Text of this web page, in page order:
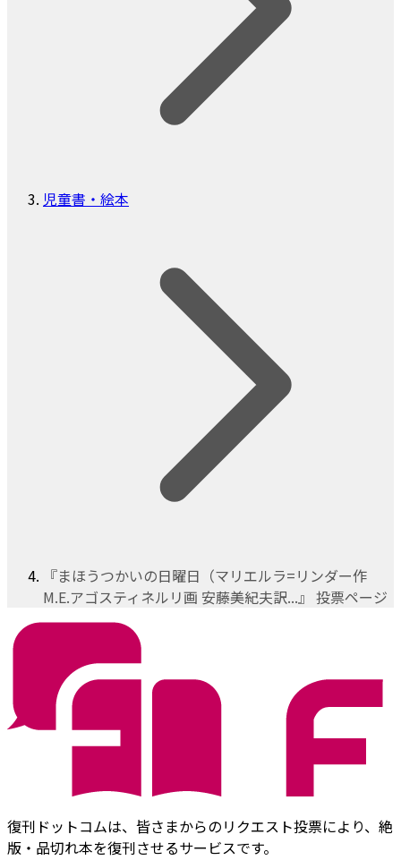
児童書・絵本
『まほうつかいの日曜日（マリエルラ=リンダー作
M.E.アゴスティネルリ画 安藤美紀夫訳...』 投票ページ
復刊ドットコムは、皆さまからのリクエスト投票により、絶
版・品切れ本を復刊させるサービスです。